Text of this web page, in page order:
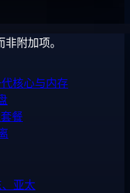
附加项。
核心与内存
餐
亚太